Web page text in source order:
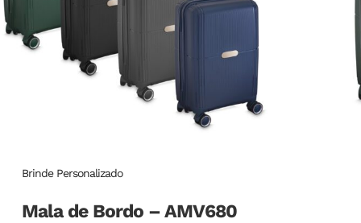
Brinde Personalizado
Mala de Bordo – AMV680